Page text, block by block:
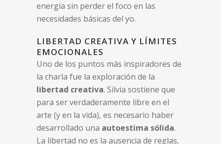
energía sin perder el foco en las
necesidades básicas del yo.
LIBERTAD CREATIVA Y LÍMITES
EMOCIONALES
Uno de los puntos más inspiradores de
la charla fue la exploración de la
libertad creativa. Silvia sostiene que
para ser verdaderamente libre en el
arte (y en la vida), es necesario haber
desarrollado una autoestima sólida.
La libertad no es la ausencia de reglas,